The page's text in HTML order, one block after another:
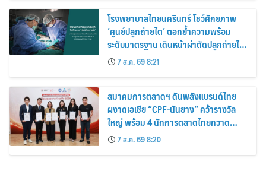
โรงพยาบาลไทยนครินทร์ โชว์ศักยภาพ
‘ศูนย์ปลูกถ่ายไต’ ตอกย้ำความพร้อม
ระดับมาตรฐาน เดินหน้าผ่าตัดปลูกถ่ายไต
สำเร็จ 2 รายพร้อมกัน จากผู้บริจาคอวัยวะ
รายเดียวกัน
7 ส.ค. 69 8:21
สมาคมการตลาดฯ ดันพลังแบรนด์ไทย
ผงาดเอเชีย “CPF-นันยาง” คว้ารางวัล
ใหญ่ พร้อม 4 นักการตลาดไทยกวาด
รางวัลบุคคลเวที AMF AMEA & YWN
2026
7 ส.ค. 69 8:20